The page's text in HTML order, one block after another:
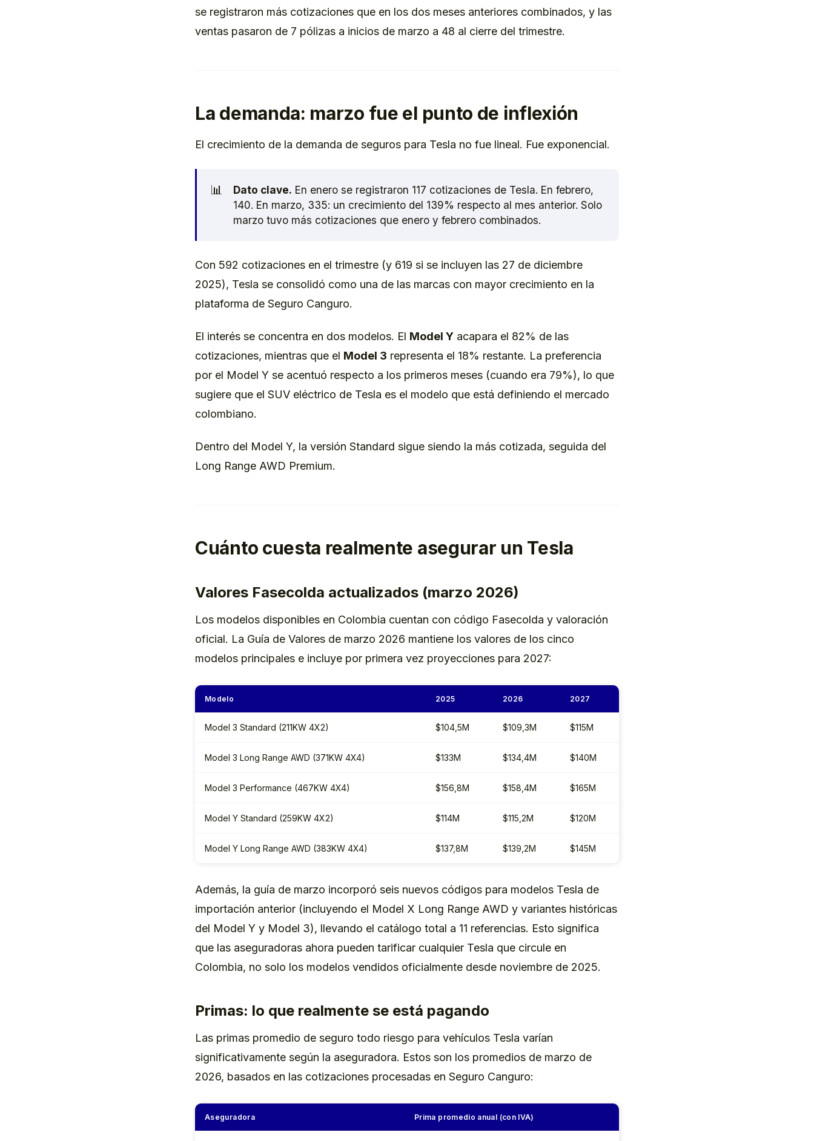
se registraron más cotizaciones que en los dos meses anteriores combinados, y las
ventas pasaron de 7 pólizas a inicios de marzo a 48 al cierre del trimestre.
La demanda: marzo fue el punto de inflexión
El crecimiento de la demanda de seguros para Tesla no fue lineal. Fue exponencial.
📊 Dato clave. En enero se registraron 117 cotizaciones de Tesla. En febrero,
140. En marzo, 335: un crecimiento del 139% respecto al mes anterior. Solo
marzo tuvo más cotizaciones que enero y febrero combinados.
Con 592 cotizaciones en el trimestre (y 619 si se incluyen las 27 de diciembre
2025), Tesla se consolidó como una de las marcas con mayor crecimiento en la
plataforma de Seguro Canguro.
El interés se concentra en dos modelos. El Model Y acapara el 82% de las
cotizaciones, mientras que el Model 3 representa el 18% restante. La preferencia
por el Model Y se acentuó respecto a los primeros meses (cuando era 79%), lo que
sugiere que el SUV eléctrico de Tesla es el modelo que está definiendo el mercado
colombiano.
Dentro del Model Y, la versión Standard sigue siendo la más cotizada, seguida del
Long Range AWD Premium.
Cuánto cuesta realmente asegurar un Tesla
Valores Fasecolda actualizados (marzo 2026)
Los modelos disponibles en Colombia cuentan con código Fasecolda y valoración
oficial. La Guía de Valores de marzo 2026 mantiene los valores de los cinco
modelos principales e incluye por primera vez proyecciones para 2027:
Modelo 2025 2026 2027
Model 3 Standard (211KW 4X2) $104,5M $109,3M $115M
Model 3 Long Range AWD (371KW 4X4) $133M $134,4M $140M
Model 3 Performance (467KW 4X4) $156,8M $158,4M $165M
Model Y Standard (259KW 4X2) $114M $115,2M $120M
Model Y Long Range AWD (383KW 4X4) $137,8M $139,2M $145M
Además, la guía de marzo incorporó seis nuevos códigos para modelos Tesla de
importación anterior (incluyendo el Model X Long Range AWD y variantes históricas
del Model Y y Model 3), llevando el catálogo total a 11 referencias. Esto significa
que las aseguradoras ahora pueden tarificar cualquier Tesla que circule en
Colombia, no solo los modelos vendidos oficialmente desde noviembre de 2025.
Primas: lo que realmente se está pagando
Las primas promedio de seguro todo riesgo para vehículos Tesla varían
significativamente según la aseguradora. Estos son los promedios de marzo de
2026, basados en las cotizaciones procesadas en Seguro Canguro:
Aseguradora Prima promedio anual (con IVA)